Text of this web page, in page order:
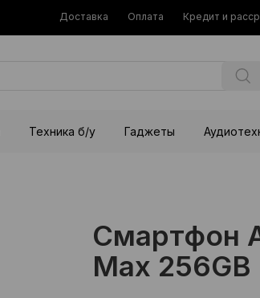
Доставка Оплата Кредит и
Техника б/у Гаджеты
Смартфон
Max